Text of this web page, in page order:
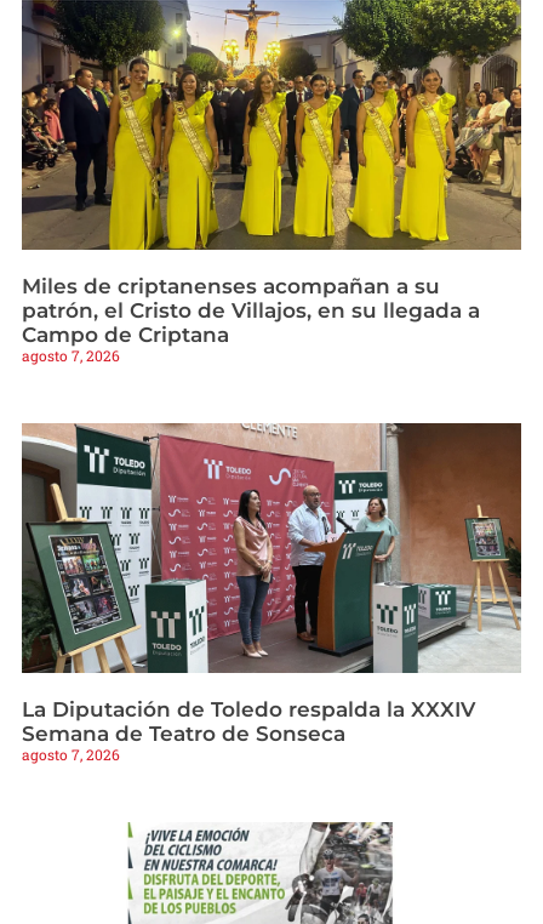
Miles de criptanenses acompañan a su
patrón, el Cristo de Villajos, en su llegada a
Campo de Criptana
agosto 7, 2026
La Diputación de Toledo respalda la XXXIV
Semana de Teatro de Sonseca
agosto 7, 2026